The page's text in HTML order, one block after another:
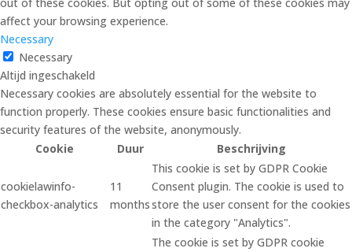
affect your browsing experience.
Necessary
Necessary
Altijd ingeschakeld
Necessary cookies are absolutely essential for the website to
function properly. These cookies ensure basic functionalities and
security features of the website, anonymously.
Cookie
Duur Beschrijving
cookielawinfo-
checkbox-analytics
11
months
This cookie is set by GDPR Cookie
Consent plugin. The cookie is used to
store the user consent for the cookies
in the category "Analytics".
The cookie is set by GDPR cookie